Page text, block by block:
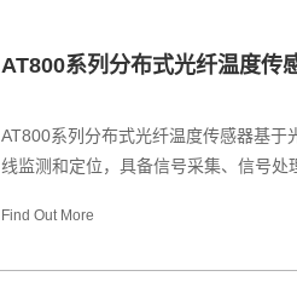
AT800系列分布式光纤温度传
AT800系列分布式光纤温度传感器基
线监测和定位，具备信号采集、信号处
Find Out More